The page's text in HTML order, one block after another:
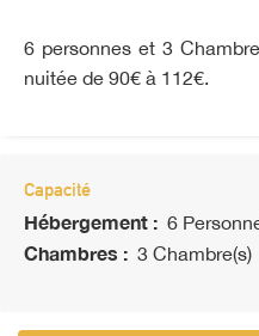
6 personnes et 3
nuitée de 90€ à 112€.
Capacité
Hébergement : 6
Chambres : 3 Chambre(s)